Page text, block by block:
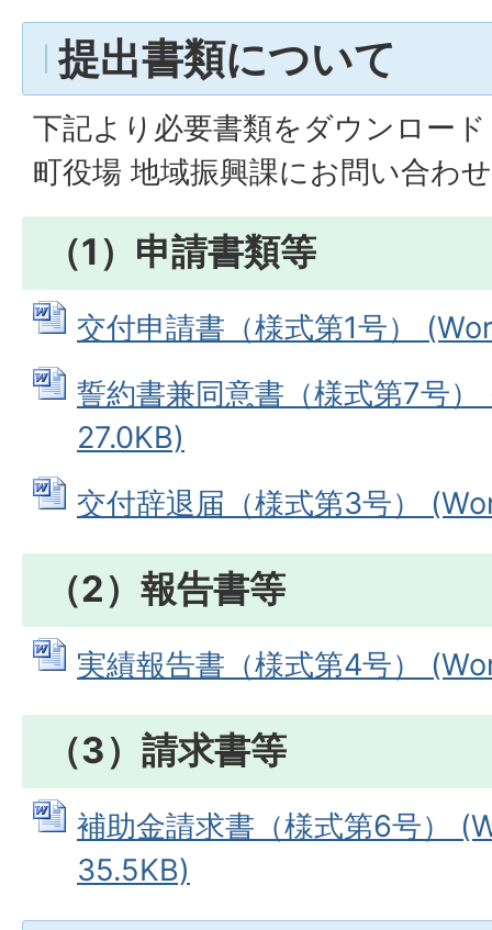
提出書類について
下記より必要書類をダウンロー
町役場 地域振興課にお問い合わ
（1）申請書類等
交付申請書（様式第1号）
誓約書兼同意書（様式第7号
27.0KB)
交付辞退届（様式第3号）
（2）報告書等
実績報告書（様式第4号）
（3）請求書等
補助金請求書（様式第6号）
35.5KB)